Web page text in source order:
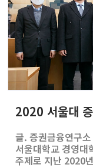
글. 증권금융연구
서울대학교 경영대
주제로 지난 2020